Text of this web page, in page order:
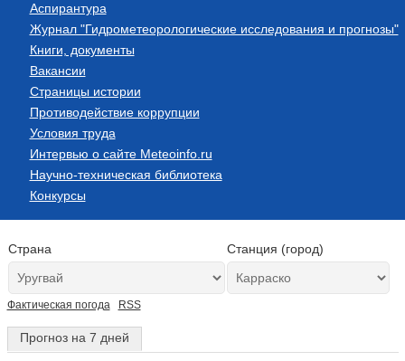
Аспирантура
Журнал "Гидрометеорологические исследования и прогнозы"
Книги, документы
Вакансии
Страницы истории
Противодействие коррупции
Условия труда
Интервью о сайте Meteoinfo.ru
Научно-техническая библиотека
Конкурсы
Страна Станция (город)
Фактическая погода RSS
Прогноз на 7 дней